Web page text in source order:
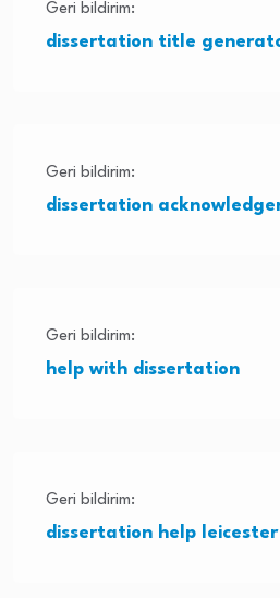
Geri bildirim:
dissertation title
Geri bildirim:
dissertation
Geri bildirim:
help with dissertation
Geri bildirim:
dissertation help leicester